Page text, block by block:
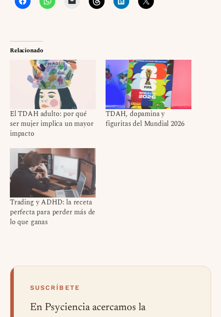
Relacionado
El TDAH adulto: por qué
ser mujer implica un mayor
impacto
TDAH, dopamina y
figuritas del Mundial 2026
Trading y ADHD: la receta
perfecta para perder más de
lo que ganas
SUSCRÍBETE
En Psyciencia acercamos la